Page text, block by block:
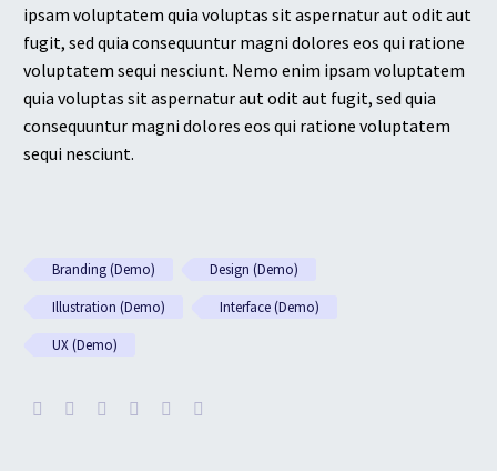
ipsam voluptatem quia voluptas sit aspernatur aut odit aut
fugit, sed quia consequuntur magni dolores eos qui ratione
voluptatem sequi nesciunt. Nemo enim ipsam voluptatem
quia voluptas sit aspernatur aut odit aut fugit, sed quia
consequuntur magni dolores eos qui ratione voluptatem
sequi nesciunt.
Branding (Demo)
Design (Demo)
Illustration (Demo)
Interface (Demo)
UX (Demo)